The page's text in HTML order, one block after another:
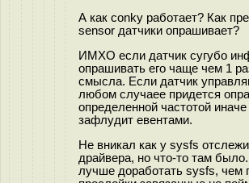
А как conky работает? Как
sensor датчики опрашивает?
ИМХО если датчик сугубо
опрашивать его чаще чем 1
смысла. Если датчик
любом случаее придется
определенной частотой
зафлудит евентами.
Не вникал как у sysfs
драйвера, но что-то там
лучше доработать sysfs, чем